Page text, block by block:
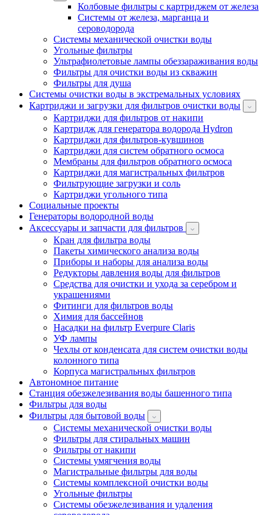
Колбовые фильтры с картриджем от железа
Системы от железа, марганца и
сероводорода
Системы механической очистки воды
Угольные фильтры
Ультрафиолетовые лампы обеззараживания воды
Фильтры для очистки воды из скважин
Фильтры для душа
Системы очистки воды в экстремальных условиях
Картриджи и загрузки для фильтров очистки воды
Картриджи для фильтров от накипи
Картридж для генератора водорода Hydron
Картриджи для фильтров-кувшинов
Картриджи для систем обратного осмоса
Мембраны для фильтров обратного осмоса
Картриджи для магистральных фильтров
Фильтрующие загрузки и соль
Картриджи угольного типа
Социальные проекты
Генераторы водородной воды
Аксессуары и запчасти для фильтров
Кран для фильтра воды
Пакеты химического анализа воды
Приборы и наборы для анализа воды
Редукторы давления воды для фильтров
Средства для очистки и ухода за серебром и
украшениями
Фитинги для фильтров воды
Химия для бассейнов
Насадки на фильтр Everpure Claris
УФ лампы
Чехлы от конденсата для систем очистки воды
колонного типа
Корпуса магистральных фильтров
Автономное питание
Станция обезжелезивания воды башенного типа
Фильтры для воды
Фильтры для бытовой воды
Системы механической очистки воды
Фильтры для стиральных машин
Фильтры от накипи
Системы умягчения воды
Магистральные фильтры для воды
Системы комплексной очистки воды
Угольные фильтры
Системы обезжелезивания и удаления